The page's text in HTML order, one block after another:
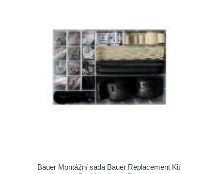
Bauer Montážní sada Bauer Replacement Kit